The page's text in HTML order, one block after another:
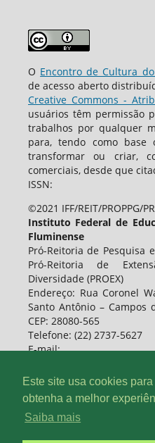
Este site usa cookies
obtenha a melhor
Saiba mais
O Encontro de Cultura
de acesso aberto
Creative Commons -
usuários têm permissão
trabalhos por qualquer
para, tendo como base
transformar ou criar,
comerciais, desde que
ISSN:
©2021 IFF/REIT/PROPPG/
Instituto Federal de
Fluminense
Pró-Reitoria de Pesquisa
Pró-Reitoria de
Diversidade (PROEX)
Endereço: Rua Coronel
Santo Antônio – Campos
CEP: 28080-565
Telefone: (22) 2737-5627
E-mail: